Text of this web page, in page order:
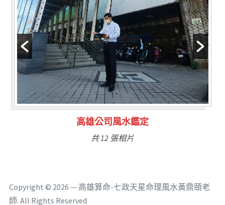
Copyright © 2026 — 高雄算命-七政天星命理風水黃鼎頤老
師. All Rights Reserved